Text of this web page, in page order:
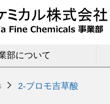
部について
2-ブロモ吉草酸